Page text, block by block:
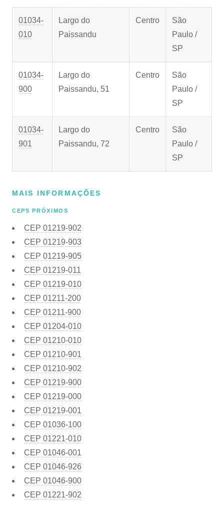
01034-
010
Largo do
Paissandu
Centro
São
Paulo /
SP
01034-
900
Largo do
Paissandu, 51
Centro
São
Paulo /
SP
01034-
901
Largo do
Paissandu, 72
Centro
São
Paulo /
SP
MAIS INFORMAÇÕES
CEPS PRÓXIMOS
CEP 01219-902
CEP 01219-903
CEP 01219-905
CEP 01219-011
CEP 01219-010
CEP 01211-200
CEP 01211-900
CEP 01204-010
CEP 01210-010
CEP 01210-901
CEP 01210-902
CEP 01219-900
CEP 01219-000
CEP 01219-001
CEP 01036-100
CEP 01221-010
CEP 01046-001
CEP 01046-926
CEP 01046-900
CEP 01221-902